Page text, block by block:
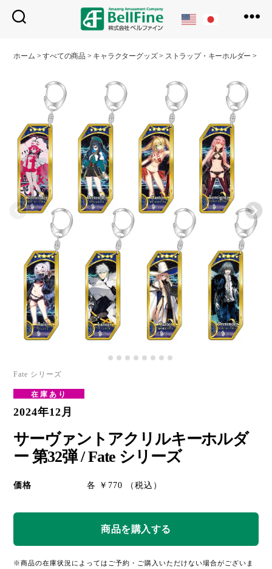
フ
ン
ホーム >すべての商品 > キャラクターグッズ> ストラップ・キーホルダー >
Fate シリーズ
在庫あり
2024年12月
サーヴァントアクリルキーホルダ
ー 第32弾 / Fate シリーズ
価格 各 ￥770 （税込）
※商品の在庫状況によってはご予約・ご購入いただけない場合がございま